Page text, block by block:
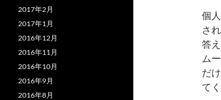
個
さ
答
ム
だ
て
2017年2月
2017年1月
2016年12月
2016年11月
2016年10月
2016年9月
2016年8月